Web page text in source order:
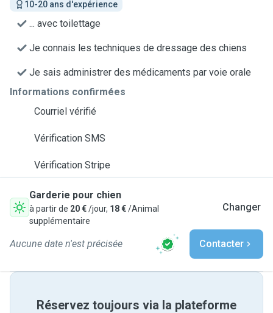
10-20 ans d'expérience
... avec toilettage
Je connais les techniques de dressage des chiens
Je sais administrer des médicaments par voie orale
Informations confirmées
Courriel vérifié
Vérification SMS
Vérification Stripe
Garderie pour chien
à partir de 20 €/jour, 18 €/Animal
supplémentaire
Changer
Aucune date n'est précisée Contacter
Réservez toujours via la plateforme